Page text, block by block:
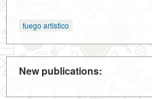
fuego artístico
New publications: